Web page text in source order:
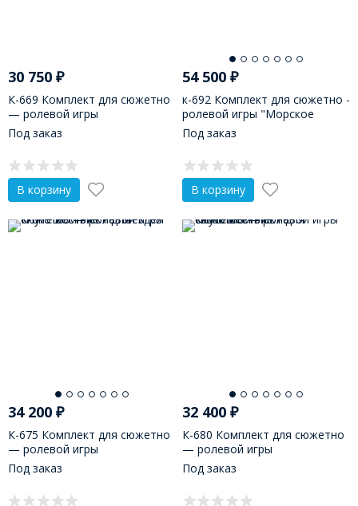
30 750 ₽
К-669 Комплект для сюжетно
— ролевой игры
«Космическая станция»
Под заказ
В корзину
54 500₽
к-692 Комплект для сюжетно -
ролевой игры "Морское
путешествие"
Под заказ
В корзину
34 200 ₽
К-675 Комплект для сюжетно
— ролевой игры
«Путешествие на поезде»
Под заказ
32 400₽
К-680 Комплект для сюжетно
— ролевой игры
«Путешествие на самолете»
Под заказ